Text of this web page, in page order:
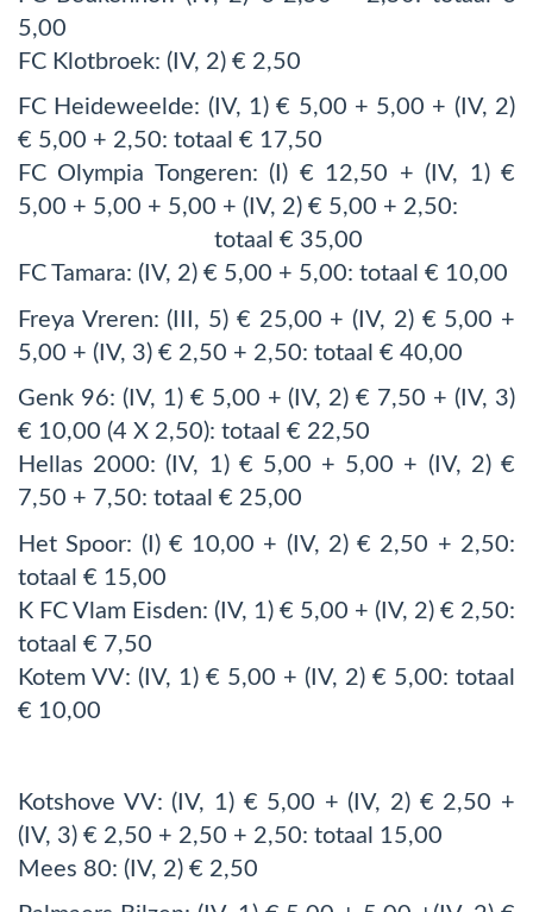
5,00
FC Klotbroek: (IV, 2) € 2,50
FC Heideweelde: (IV, 1) € 5,00 + 5,00 + (IV, 2)
€ 5,00 + 2,50: totaal € 17,50
FC Olympia Tongeren: (I) € 12,50 + (IV, 1) €
5,00 + 5,00 + 5,00 + (IV, 2) € 5,00 + 2,50:
totaal € 35,00
FC Tamara: (IV, 2) € 5,00 + 5,00: totaal € 10,00
Freya Vreren: (III, 5) € 25,00 + (IV, 2) € 5,00 +
5,00 + (IV, 3) € 2,50 + 2,50: totaal € 40,00
Genk 96: (IV, 1) € 5,00 + (IV, 2) € 7,50 + (IV, 3)
€ 10,00 (4 X 2,50): totaal € 22,50
Hellas 2000: (IV, 1) € 5,00 + 5,00 + (IV, 2) €
7,50 + 7,50: totaal € 25,00
Het Spoor: (I) € 10,00 + (IV, 2) € 2,50 + 2,50:
totaal € 15,00
K FC Vlam Eisden: (IV, 1) € 5,00 + (IV, 2) € 2,50:
totaal € 7,50
Kotem VV: (IV, 1) € 5,00 + (IV, 2) € 5,00: totaal
€ 10,00
Kotshove VV: (IV, 1) € 5,00 + (IV, 2) € 2,50 +
(IV, 3) € 2,50 + 2,50 + 2,50: totaal 15,00
Mees 80: (IV, 2) € 2,50